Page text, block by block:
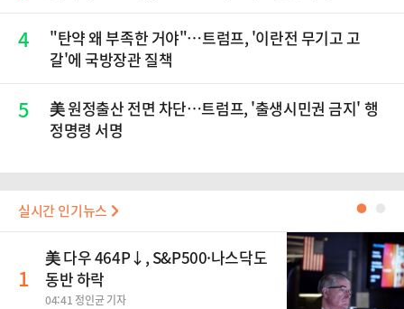
4
"탄약 왜 부족한 거야"…트럼프, '이란전 무기고 고
갈'에 국방장관 질책
5
美 원정출산 전면 차단…트럼프, '출생시민권 금지' 행
정명령 서명
실시간 인기뉴스 ●
1
美 다우 464P↓, S&P500·나스닥도
동반 하락
04:41 정인균 기자